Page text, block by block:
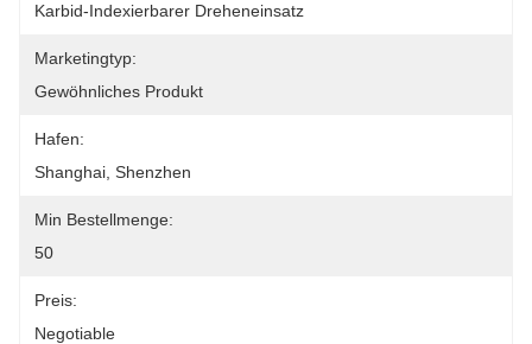
Karbid-Indexierbarer Dreheneinsatz
Marketingtyp:
Gewöhnliches Produkt
Hafen:
Shanghai, Shenzhen
Min Bestellmenge:
50
Preis:
Negotiable